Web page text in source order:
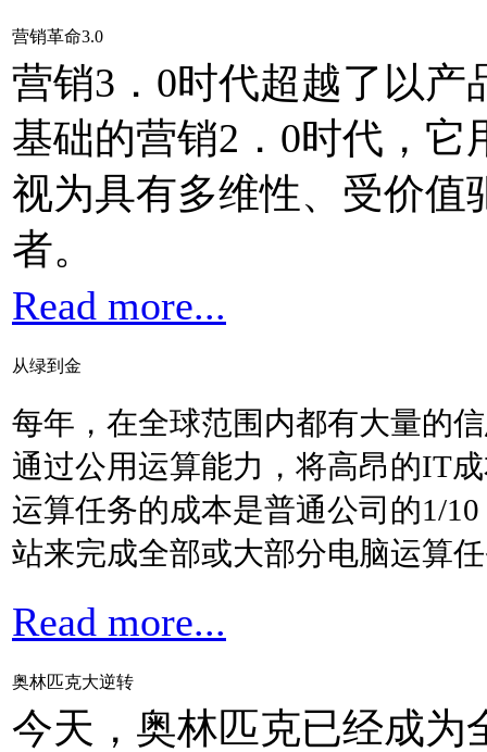
营销革命3.0
营销3．0时代超越了以产
基础的营销2．0时代，
视为具有多维性、受价值
者。
Read more...
从绿到金
每年，在全球范围内都有大量的
通过公用运算能力，将高昂的IT
运算任务的成本是普通公司的1/
站来完成全部或大部分电脑运算
Read more...
奥林匹克大逆转
今天，奥林匹克已经成为